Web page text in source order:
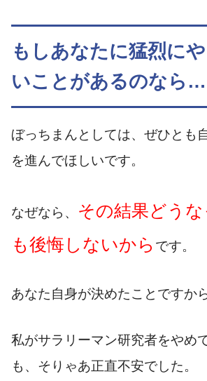
もしあなたに猛烈に
いことがあるのなら…
ぼっちまんとしては、ぜひとも
を進んでほしいです。
なぜなら、 その結果どう
も後悔しないから です。
あなた自身が決めたことですから
私がサラリーマン研究者をやめ
も、そりゃあ正直不安でした。